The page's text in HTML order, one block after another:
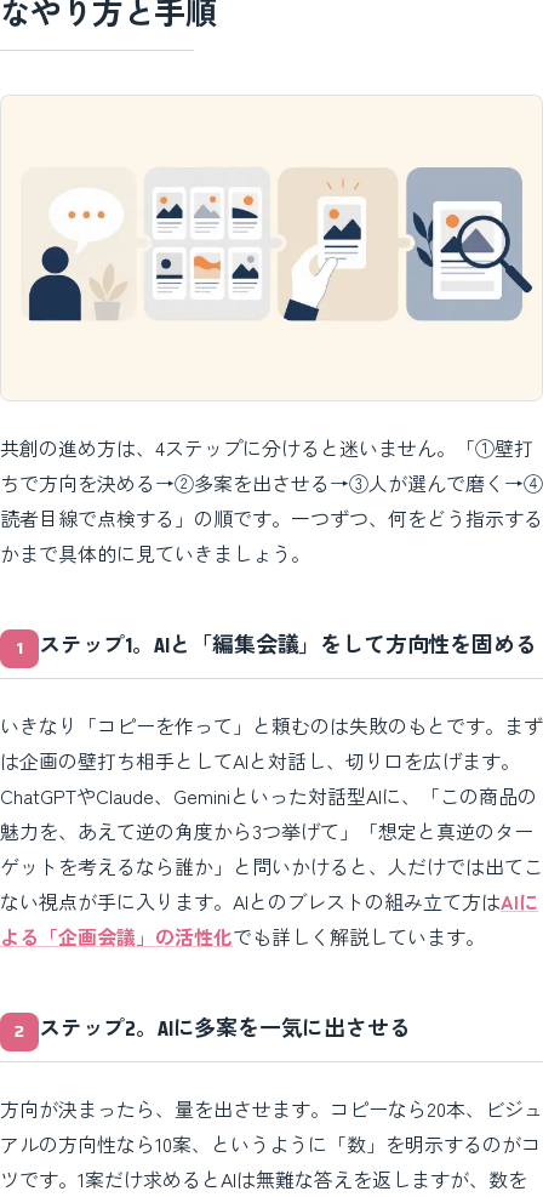
なやり方と手順
共創の進め方は、4ステップに分けると迷いません。「①壁打
ちで方向を決める→②多案を出させる→③人が選んで磨く→④
読者目線で点検する」の順です。一つずつ、何をどう指示する
かまで具体的に見ていきましょう。
ステップ1。AIと「編集会議」をして方向性を固める
いきなり「コピーを作って」と頼むのは失敗のもとです。まず
は企画の壁打ち相手としてAIと対話し、切り口を広げます。
ChatGPTやClaude、Geminiといった対話型AIに、「この商品の
魅力を、あえて逆の角度から3つ挙げて」「想定と真逆のター
ゲットを考えるなら誰か」と問いかけると、人だけでは出てこ
ない視点が手に入ります。AIとのブレストの組み立て方はAIに
よる「企画会議」の活性化でも詳しく解説しています。
ステップ2。AIに多案を一気に出させる
方向が決まったら、量を出させます。コピーなら20本、ビジュ
アルの方向性なら10案、というように「数」を明示するのがコ
ツです。1案だけ求めるとAIは無難な答えを返しますが、数を